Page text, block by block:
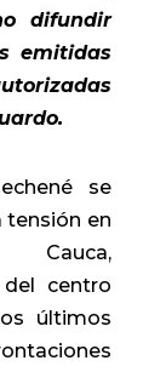
difundir
emitidas
se
tensión en
centro
últimos